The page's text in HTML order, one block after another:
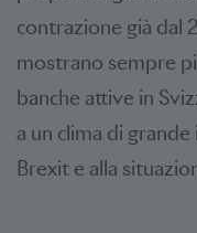
contrazione già dal
mostrano sempre
banche attive in
a un clima di
Brexit e alla